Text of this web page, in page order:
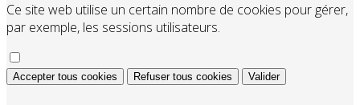
Ce site web utilise un certain nombre de cookies pour gérer,
par exemple, les sessions utilisateurs.
Accepter tous cookies Refuser tous cookies Valider